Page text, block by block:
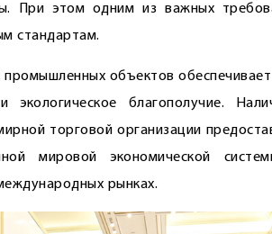
При этом одним из важных
стандартам.
объектов
экологическое благополучие.
торговой организации
мировой экономической
рынках.